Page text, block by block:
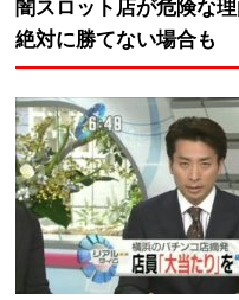
闇スロット店が危険な
絶対に勝てない場合も